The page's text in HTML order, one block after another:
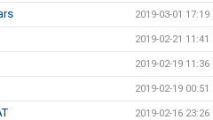
2019-03-01 17:19
2019-02-21 11:41
2019-02-19 11:36
2019-02-19 00:51
2019-02-16 23:26